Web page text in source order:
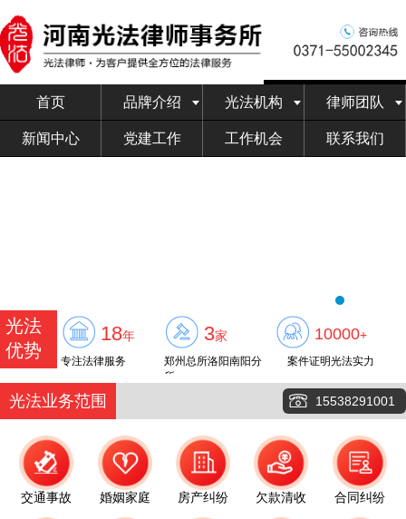
首页 品牌介绍 光法机构 律师团队
新闻中心 党建工作 工作机会 联系我们
光法
优势
18年
专注法律服务
3家
郑州总所洛阳南阳分
所
10000+
案件证明光法实力
光法业务范围 15538291001
交通事故 婚姻家庭 房产纠纷 欠款清收 合同纠纷